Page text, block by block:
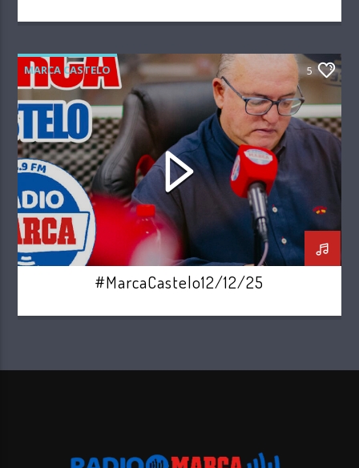
MARCA CASTELO 5
#MarcaCastelo12/12/25